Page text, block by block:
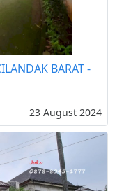
BARAT -
23 August 2024